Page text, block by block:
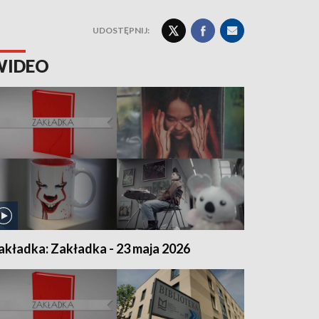
UDOSTĘPNIJ:
Zakładka - 23 maja 2026